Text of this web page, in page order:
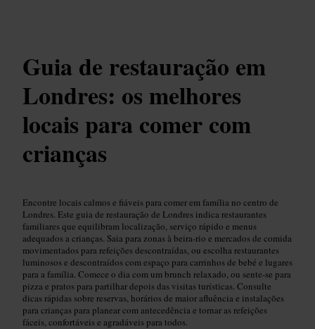
Guia de restauração em
Londres: os melhores
locais para comer com
crianças
Encontre locais calmos e fiáveis para comer em família no centro de
Londres. Este guia de restauração de Londres indica restaurantes
familiares que equilibram localização, serviço rápido e menus
adequados a crianças. Saia para zonas à beira-rio e mercados de comida
movimentados para refeições descontraídas, ou escolha restaurantes
luminosos e descontraídos com espaço para carrinhos de bebé e lugares
para a família. Comece o dia com um brunch relaxado, ou sente-se para
pizza e pratos para partilhar depois das visitas turísticas. Consulte
dicas rápidas sobre reservas, horários de maior afluência e instalações
para crianças para planear com antecedência e tornar as refeições
fáceis, confortáveis e agradáveis para todos.